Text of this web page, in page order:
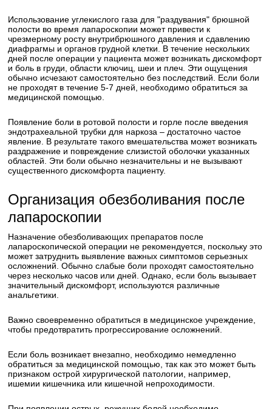
Использование углекислого газа для "раздувания" брюшной
полости во время лапароскопии может привести к
чрезмерному росту внутрибрюшного давления и сдавлению
диафрагмы и органов грудной клетки. В течение нескольких
дней после операции у пациента может возникать дискомфорт
и боль в груди, области ключиц, шеи и плеч. Эти ощущения
обычно исчезают самостоятельно без последствий. Если боли
не проходят в течение 5-7 дней, необходимо обратиться за
медицинской помощью.
Появление боли в ротовой полости и горле после введения
эндотрахеальной трубки для наркоза – достаточно частое
явление. В результате такого вмешательства может возникать
раздражение и повреждение слизистой оболочки указанных
областей. Эти боли обычно незначительны и не вызывают
существенного дискомфорта пациенту.
Организация обезболивания после
лапароскопии
Назначение обезболивающих препаратов после
лапароскопической операции не рекомендуется, поскольку это
может затруднить выявление важных симптомов серьезных
осложнений. Обычно слабые боли проходят самостоятельно
через несколько часов или дней. Однако, если боль вызывает
значительный дискомфорт, используются различные
анальгетики.
Важно своевременно обратиться в медицинское учреждение,
чтобы предотвратить прогрессирование осложнений.
Если боль возникает внезапно, необходимо немедленно
обратиться за медицинской помощью, так как это может быть
признаком острой хирургической патологии, например,
ишемии кишечника или кишечной непроходимости.